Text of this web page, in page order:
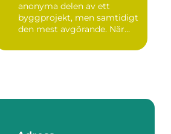
anonyma delen av ett
byggprojekt, men samtidigt
den mest avgörande. När